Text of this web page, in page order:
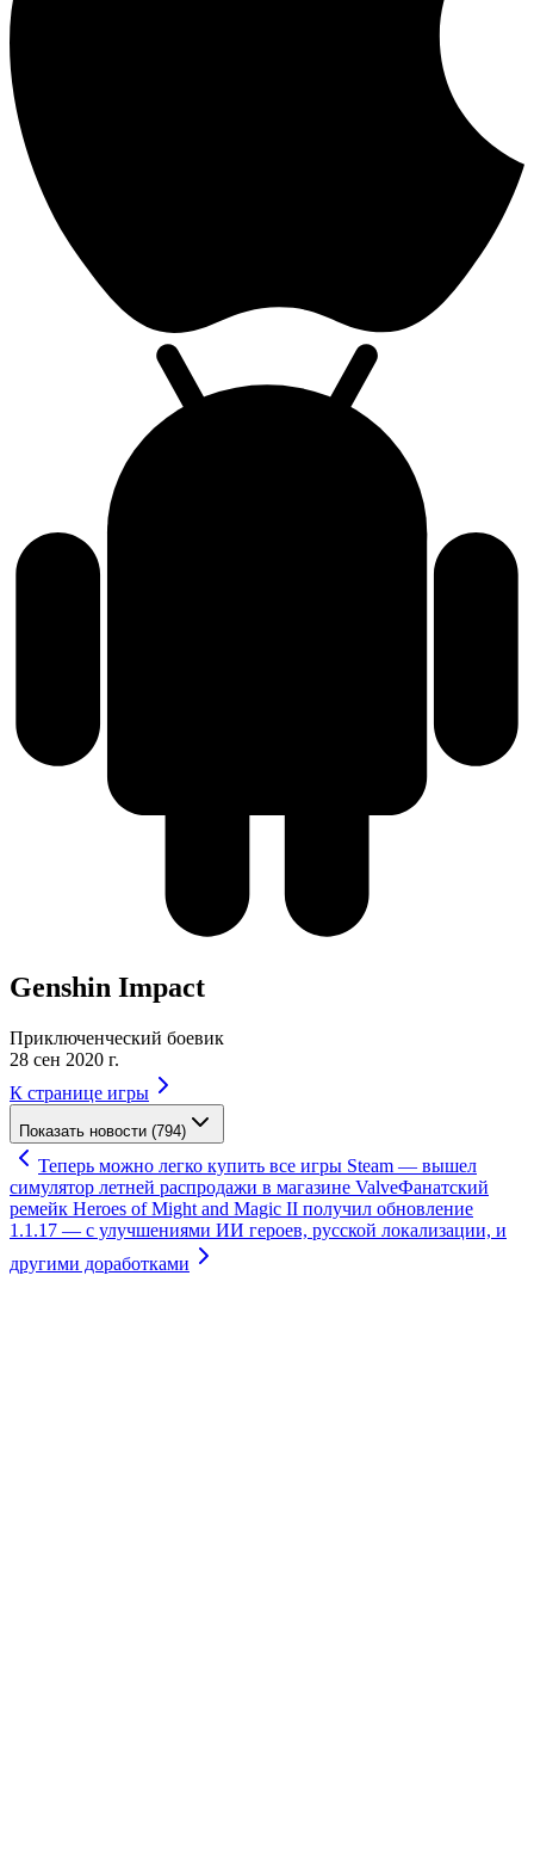
Genshin Impact
Приключенческий боевик
28 сен 2020 г.
К странице игры
Показать новости (794)
Теперь можно легко купить все игры Steam — вышел
симулятор летней распродажи в магазине ValveФанатский
ремейк Heroes of Might and Magic II получил обновление
1.1.17 — с улучшениями ИИ героев, русской локализации, и
другими доработками